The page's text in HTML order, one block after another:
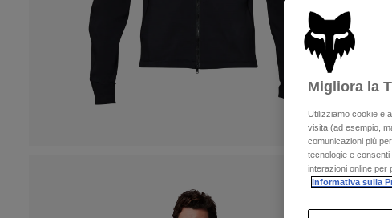
Migliora la
Utilizziamo cookie e
visita (ad esempio,
comunicazioni più
tecnologie e
interazioni online per
Informativa sulla